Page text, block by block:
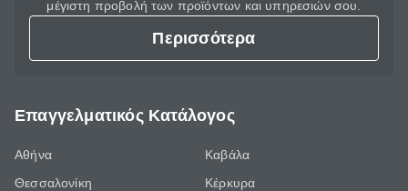
μέγιστη προβολή των προϊόντων και υπηρεσιών σου.
Περισσότερα
Επαγγελματικός Κατάλογος
Αθήνα
Θεσσαλονίκη
Καβάλα
Κέρκυρα